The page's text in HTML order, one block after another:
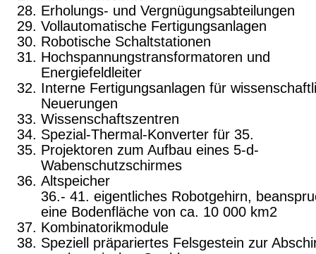
Erholungs- und Vergnügungsabteilungen
Vollautomatische Fertigungsanlagen
Robotische Schaltstationen
Hochspannungstransformatoren und
Energiefeldleiter
Interne Fertigungsanlagen für
Neuerungen
Wissenschaftszentren
Spezial-Thermal-Konverter für 35.
Projektoren zum Aufbau eines 5-d-
Wabenschutzschirmes
Altspeicher
36.- 41. eigentliches Robotgehirn,
eine Bodenfläche von ca. 10 000 km2
Kombinatorikmodule
Speziell präpariertes Felsgestein zur